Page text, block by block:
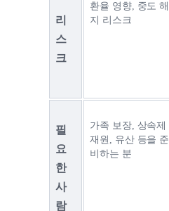
리
스
크
환율 영향, 중도 해
지 리스크
필
요
한
사
람
가족 보장, 상속제
재원, 유산 등을 준
비하는 분